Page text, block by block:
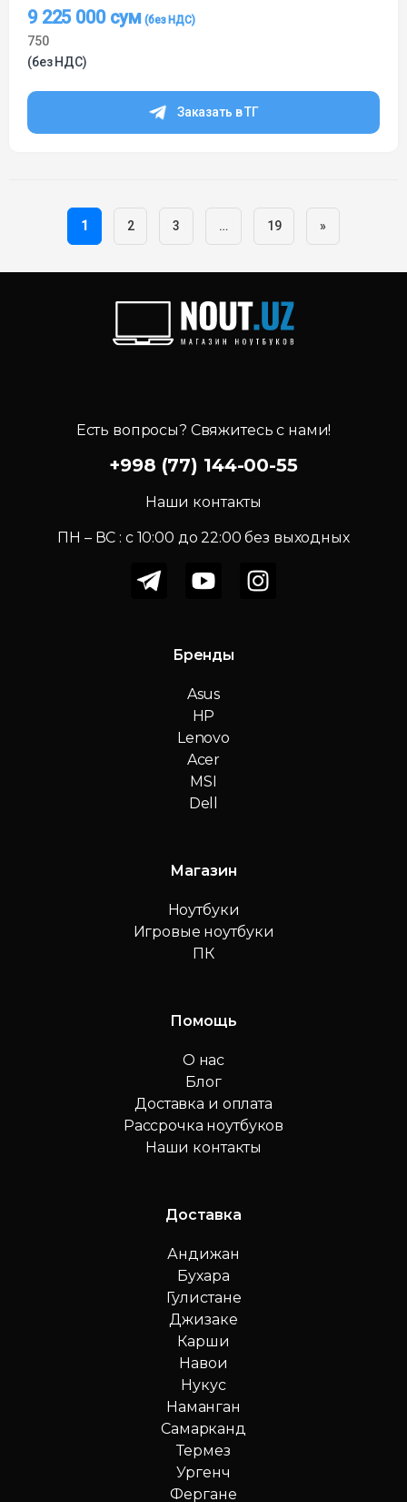
9 225 000 сум
750
(без НДС)
Заказать в ТГ
Навигация
1 2 3 … 19 »
Есть вопросы? Свяжитесь с нами!
+998 (77) 144-00-55
Наши контакты
ПН – ВС : c 10:00 до 22:00 без выходных
Бренды
Asus
HP
Lenovo
Acer
MSI
Dell
Магазин
Ноутбуки
Игровые ноутбуки
ПК
Помощь
О нас
Блог
Доставка и оплата
Рассрочка ноутбуков
Наши контакты
Доставка
Андижан
Бухара
Гулистане
Джизаке
Карши
Навои
Нукус
Наманган
Самарканд
Термез
Ургенч
Фергане